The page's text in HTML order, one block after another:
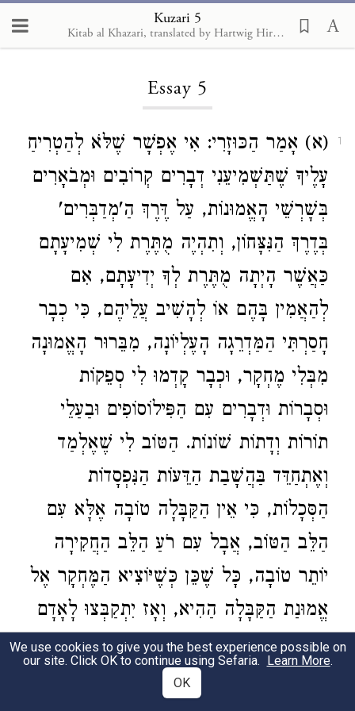
Kuzari 5
Kitab al Khazari, translated by Hartwig Hirschfeld, 1905
Loading...
Essay 5
1
(א) אָמַר הַכּוּזָרִי: אִי אֶפְשָׁר שֶׁלֹּא לְהַטְרִיחַ
עָלֶיךָ שֶׁתַּשְׁמִיעֵנִי דְבָרִים קְרוֹבִים וּמְבֹאָרִים
בְּשָׁרְשֵׁי הָאֱמוּנוֹת, עַל דֶּרֶךְ הַ'מְדַבְּרִים'
בְּדֶרֶךְ הַנִּצָּחוֹן, וְתִהְיֶה מֻתֶּרֶת לִי שְׁמִיעָתָם
כַּאֲשֶׁר הָיְתָה מֻתֶּרֶת לְךָ יְדִיעָתָם, אִם
לְהַאֲמִין בָּהֶם אוֹ לְהָשִׁיב עֲלֵיהֶם, כִּי כְבָר
חָסַרְתִּי הַמַּדְרֵגָה הָעֶלְיוֹנָה, מִבֵּרוּר הָאֱמוּנָה
מִבְּלִי מֶחְקָר, וּכְבָר קָדְמוּ לִי סְפֵקוֹת
וּסְבָרוֹת וּדְבָרִים עִם הַפִּילוֹסוֹפִים וּבַעַלֵי
תוֹרוֹת וְדָתוֹת שׁוֹנוֹת. הַטּוֹב לִי שֶׁאֶלְמַד
וְאֶתְחַדֵּד בַּהֲשָׁבַת הַדֵּעוֹת הַנִּפְסָדוֹת
הַסְּכָלוֹת, כִּי אֵין הַקַּבָּלָה טוֹבָה אֶלָּא עִם
הַלֵּב הַטּוֹב, אֲבָל עִם רֹעַ הַלֵּב הַחֲקִירָה
יוֹתֵר טוֹבָה, כָּל שֶׁכֵּן כְּשֶׁיּוֹצִיא הַמֶּחְקָר אֶל
אֱמוּנַת הַקַּבָּלָה הַהִיא, וְאָז יִתְקַבְּצוּ לָאָדָם
שְׁתֵּי הַמַּדְרֵגוֹת, רְצוֹנִי לוֹמַר: הַיְדִיעָה
We use cookies to give you the best experience possible on
our site. Click OK to continue using Sefaria. Learn More.
OK